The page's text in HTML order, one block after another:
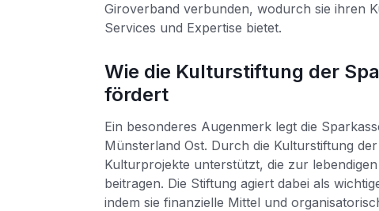
Giroverband verbunden, wodurch sie ihren
Services und Expertise bietet.
Wie die Kulturstiftung der
fördert
Ein besonderes Augenmerk legt die
Münsterland Ost. Durch die Kulturstiftung
Kulturprojekte unterstützt, die zur
beitragen. Die Stiftung agiert dabei als
indem sie finanzielle Mittel und